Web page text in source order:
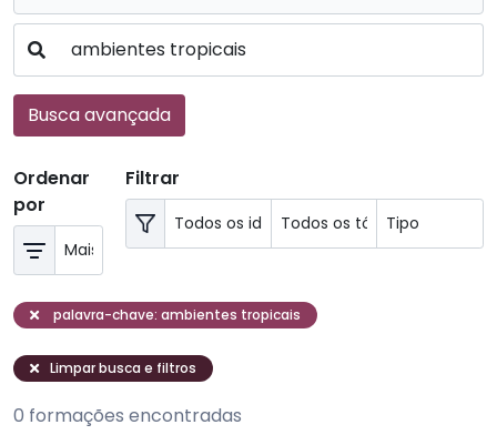
Busca avançada
Ordenar
por
Filtrar
palavra-chave: ambientes tropicais
Limpar busca e filtros
0 formações encontradas